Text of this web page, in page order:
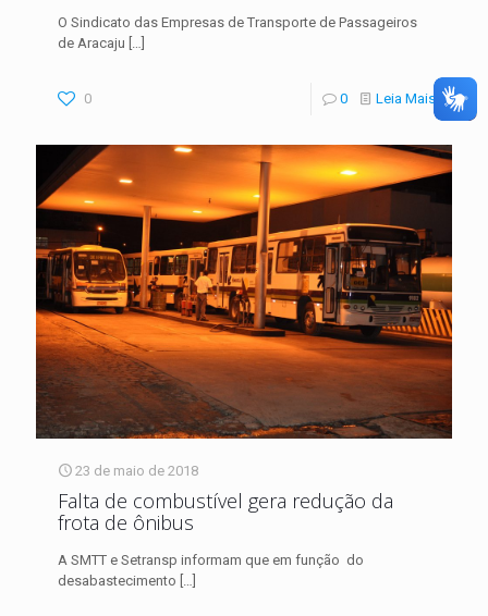
O Sindicato das Empresas de Transporte de Passageiros
de Aracaju […]
0 0 Leia Mais
23 de maio de 2018
Falta de combustível gera redução da
frota de ônibus
A SMTT e Setransp informam que em função do
desabastecimento […]